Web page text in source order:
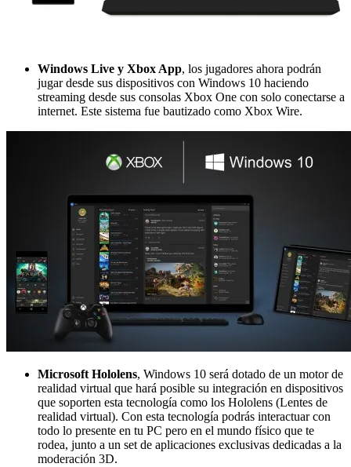
Windows Live y Xbox App, los jugadores ahora podrán
jugar desde sus dispositivos con Windows 10 haciendo
streaming desde sus consolas Xbox One con solo conectarse a
internet. Este sistema fue bautizado como Xbox Wire.
Microsoft Hololens, Windows 10 será dotado de un motor de
realidad virtual que hará posible su integración en dispositivos
que soporten esta tecnología como los Hololens (Lentes de
realidad virtual). Con esta tecnología podrás interactuar con
todo lo presente en tu PC pero en el mundo físico que te
rodea, junto a un set de aplicaciones exclusivas dedicadas a la
moderación 3D.